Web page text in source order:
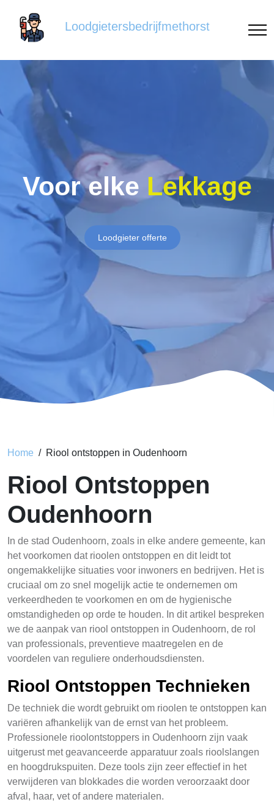
Loodgietersbedrijfmethorst
Voor elke Lekkage
Loodgieter offerte
Home Riool ontstoppen in Oudenhoorn
Riool Ontstoppen
Oudenhoorn
In de stad Oudenhoorn, zoals in elke andere gemeente, kan
het voorkomen dat rioolen ontstoppen en dit leidt tot
ongemakkelijke situaties voor inwoners en bedrijven. Het is
cruciaal om zo snel mogelijk actie te ondernemen om
verkeerdheden te voorkomen en om de hygienische
omstandigheden op orde te houden. In dit artikel bespreken
we de aanpak van riool ontstoppen in Oudenhoorn, de rol
van professionals, preventieve maatregelen en de
voordelen van reguliere onderhoudsdiensten.
Riool Ontstoppen Technieken
De techniek die wordt gebruikt om rioolen te ontstoppen kan
variëren afhankelijk van de ernst van het probleem.
Professionele rioolontstoppers in Oudenhoorn zijn vaak
uitgerust met geavanceerde apparatuur zoals rioolslangen
en hoogdrukspuiten. Deze tools zijn zeer effectief in het
verwijderen van blokkades die worden veroorzaakt door
afval, haar, vet of andere materialen.